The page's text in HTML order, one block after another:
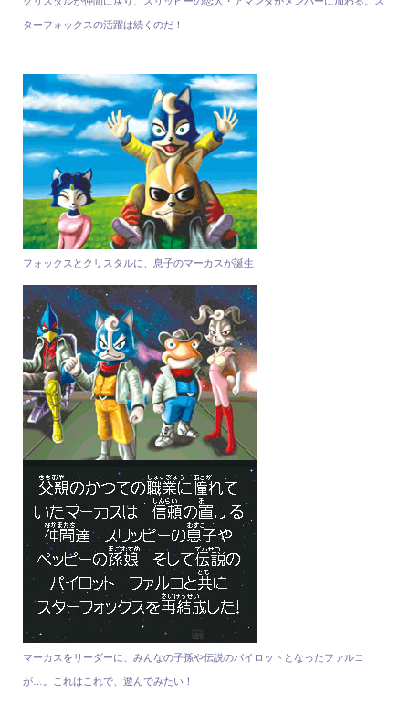
ターフォックスの活躍は続くのだ！
フォックスとクリスタルに、息子のマーカスが誕生
マーカスをリーダーに、みんなの子孫や伝説のパイロットとなったファルコ
が…。これはこれで、遊んでみたい！